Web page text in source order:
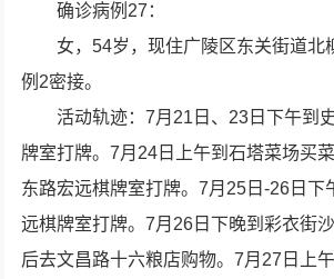
确诊病例27：
女，54岁，现住广陵区东关街道北
例2密接。
活动轨迹：7月21日、23日下午到
牌室打牌。7月24日上午到石塔菜场买
东路宏远棋牌室打牌。7月25日-26日下
远棋牌室打牌。7月26日下晚到彩衣街
后去文昌路十六粮店购物。7月27日上